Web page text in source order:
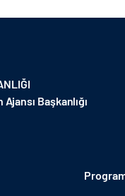
Başkanlığı